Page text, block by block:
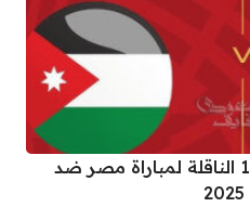
تردد قناة أبوظبي الرياضية 1 الناقلة لمباراة مصر ضد